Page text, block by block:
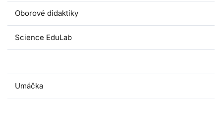
Oborové didaktiky
Science EduLab
Umáčka